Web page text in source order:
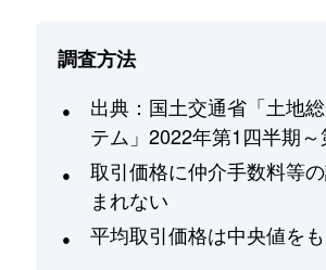
調査方法
出典：国土交通省「土地
テム」2022年第1四半期
取引価格に仲介手数料等
まれない
平均取引価格は中央値を